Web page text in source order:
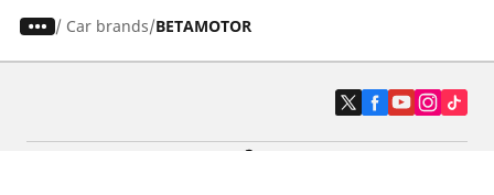
/ Car brands BETAMOTOR